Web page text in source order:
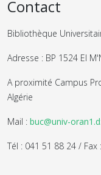
Contact
Bibliothèque
Adresse : BP 1524 El
A proximité Campus
Algérie
Mail : buc@univ-
Tél : 041 51 88 24 / Fax